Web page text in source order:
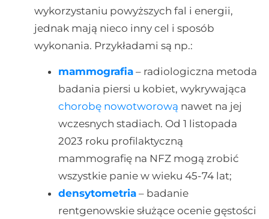
wykorzystaniu powyższych fal i energii,
jednak mają nieco inny cel i sposób
wykonania. Przykładami są np.:
mammografia– radiologiczna metoda
badania piersi u kobiet, wykrywająca
chorobę nowotworową nawet na jej
wczesnych stadiach. Od 1 listopada
2023 roku profilaktyczną
mammografię na NFZ mogą zrobić
wszystkie panie w wieku 45-74 lat;
densytometria– badanie
rentgenowskie służące ocenie gęstości